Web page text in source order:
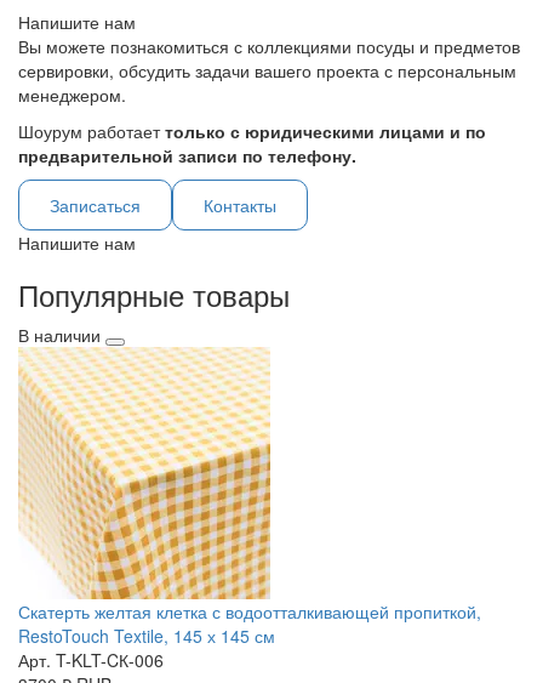
Напишите нам
Вы можете познакомиться с коллекциями посуды и предметов
сервировки, обсудить задачи вашего проекта с персональным
менеджером.
Шоурум работаеттолько с юридическими лицами и по
предварительной записи по телефону.
Записаться
Контакты
Напишите нам
Популярные товары
В наличии
Скатерть желтая клетка с водоотталкивающей пропиткой,
RestoTouch Textile, 145 х 145 см
Арт. T-KLT-CК-006